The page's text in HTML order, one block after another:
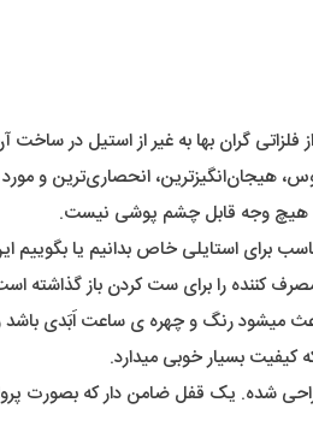
هیجان‌انگیزترین، انحصاری‌ترین و
هیچ وجه قابل چشم پوشی نیست.
برای استایلی خاص بدانیم یا
کننده را برای ست کردن باز گذاشته
میشود رنگ و چهره ی ساعت اَبَدی
بسیار خوبی میدارد.
شده. یک قفل ضامن دار که بصورت